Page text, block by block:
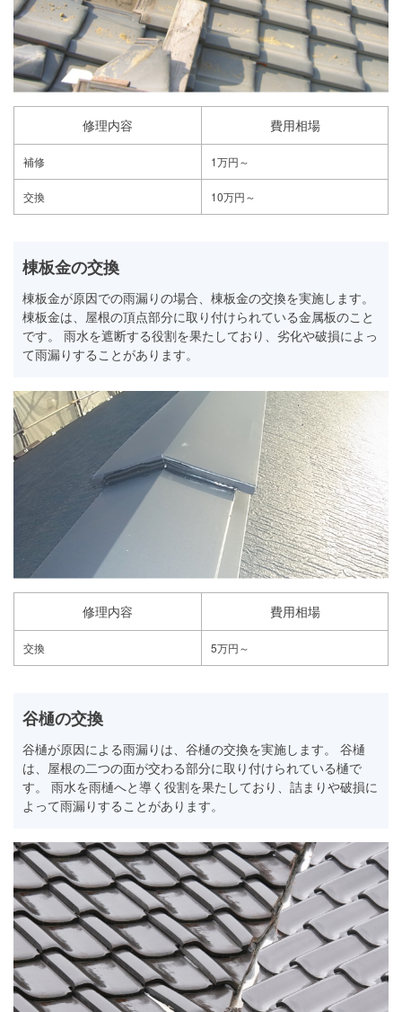
修理内容 費用相場
補修 1万円～
交換 10万円～
棟板金の交換
棟板金が原因での雨漏りの場合、棟板金の交換を実施します。
棟板金は、屋根の頂点部分に取り付けられている金属板のこと
です。 雨水を遮断する役割を果たしており、劣化や破損によっ
て雨漏りすることがあります。
修理内容 費用相場
交換 5万円～
谷樋の交換
谷樋が原因による雨漏りは、谷樋の交換を実施します。 谷樋
は、屋根の二つの面が交わる部分に取り付けられている樋で
す。 雨水を雨樋へと導く役割を果たしており、詰まりや破損に
よって雨漏りすることがあります。